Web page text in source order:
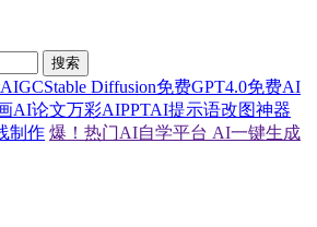
搜索
AIGCStable Diffusion免费GPT4.0免费AI
AI论文万彩AIPPTAI提示语改图神器
制作 爆！热门AI自学平台 AI一键生成